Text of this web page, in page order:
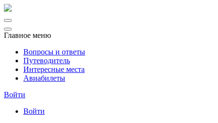
Главное меню
Вопросы и ответы
Путеводитель
Интересные места
Авиабилеты
Войти
Войти